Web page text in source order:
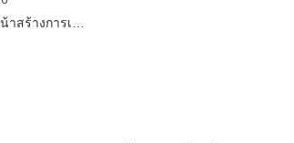
าสร้างการเ…